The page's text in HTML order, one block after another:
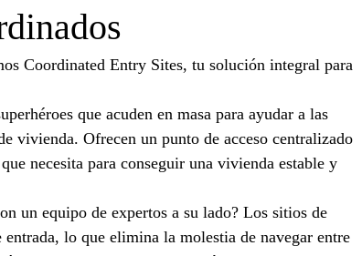
Coordinated Entry Sites, tu solución integral para
que acuden en masa para ayudar a las
vivienda. Ofrecen un punto de acceso centralizado
necesita para conseguir una vivienda estable y
un equipo de expertos a su lado? Los sitios de
lo que elimina la molestia de navegar entre